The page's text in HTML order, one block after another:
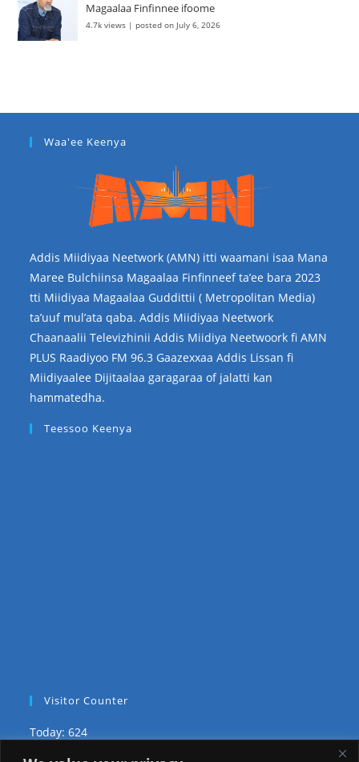
Magaalaa Finfinnee ifoome
4.7k views |posted on July 6, 2026
Waa'ee Keenya
Addis Miidiyaa Neetwork (AMN) itti waamani isaa Mana
Maree Bulchiinsa Magaalaa Finfinneef ta’ee bara 2023
tti Miidiyaa Magaalaa Guddittii ( Metropolitan Media)
ta’uuf mul’ata qaba. Addis Miidiyaa Neetwork
Chaanaalii Televizhinii Addis Miidiya Neetwoork fi AMN
PLUS Raadiyoo FM 96.3 Gaazexxaa Addis Lissan fi
Miidiyaalee Dijitaalaa garagaraa of jalatti kan
hammatedha.
Teessoo Keenya
Visitor Counter
Today: 624